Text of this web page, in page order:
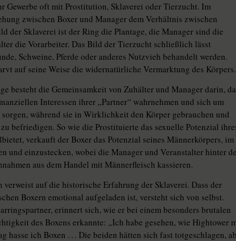
Gewerbe oft mit Prostitution, Sklaverei oder Tierzucht. Im
zwischen Boxer und Manager dem Verhältnis zwischen
der Sklaverei ist der Ring die Plantage, die Manager sind die
die Vorarbeiter. Das Bild der Tierzucht schließlich lässt
Schweine, Pferde oder anderes Nutzvieh behandelt werden.
auf seine Weise die widernatürliche Vermarktung des Körpers.
besteht die Gemeinsamkeit von Zuhälter und Manager darin,
Interessen ihrer „Partner“ wahrnehmen und sich um
während sie in Wirklichkeit den Körper gebrauchen und
befriedigen. So wie die Prostituierte das sexuelle Potenzial
verkauft der Boxer das Potenzial seines Männerkörpers, im
und einzustecken, wobei die Manager und Veranstalter hinter
aus dem Handel mit Männerfleisch kassieren.
auf die historische Erfahrung der Sklaverei. Dass der
Boxern emotional aufgeladen ist, versteht sich von selbst.
erinnert sich, wie er bei einem besonders brutalen
des Boxens erkannte: „Ich habe gesehen, wie Hightower
hasse ich Boxen . . . Die beiden hätten sich fast totgeschlagen,